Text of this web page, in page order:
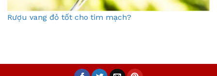
Rượu vang đỏ tốt cho tim mạch?